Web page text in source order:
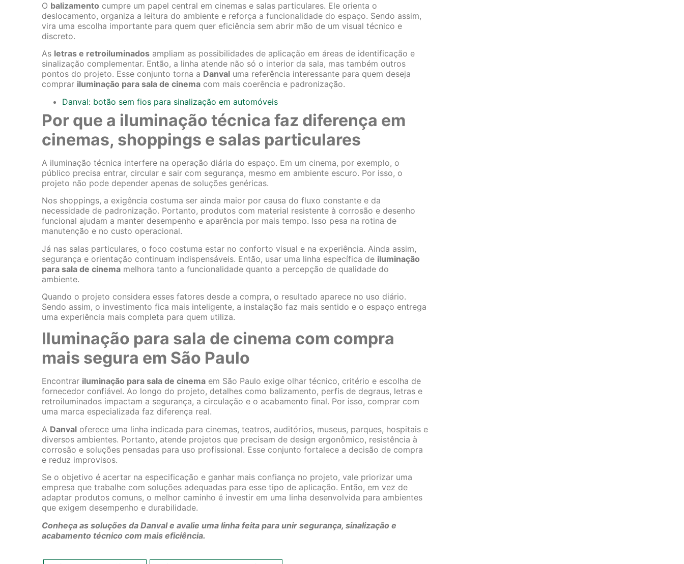
O balizamento cumpre um papel central em cinemas e salas particulares. Ele orienta o
deslocamento, organiza a leitura do ambiente e reforça a funcionalidade do espaço. Sendo assim,
vira uma escolha importante para quem quer eficiência sem abrir mão de um visual técnico e
discreto.
As letras e retroiluminados ampliam as possibilidades de aplicação em áreas de identificação e
sinalização complementar. Então, a linha atende não só o interior da sala, mas também outros
pontos do projeto. Esse conjunto torna a Danval uma referência interessante para quem deseja
comprar iluminação para sala de cinema com mais coerência e padronização.
Danval: botão sem fios para sinalização em automóveis
Por que a iluminação técnica faz diferença em
cinemas, shoppings e salas particulares
A iluminação técnica interfere na operação diária do espaço. Em um cinema, por exemplo, o
público precisa entrar, circular e sair com segurança, mesmo em ambiente escuro. Por isso, o
projeto não pode depender apenas de soluções genéricas.
Nos shoppings, a exigência costuma ser ainda maior por causa do fluxo constante e da
necessidade de padronização. Portanto, produtos com material resistente à corrosão e desenho
funcional ajudam a manter desempenho e aparência por mais tempo. Isso pesa na rotina de
manutenção e no custo operacional.
Já nas salas particulares, o foco costuma estar no conforto visual e na experiência. Ainda assim,
segurança e orientação continuam indispensáveis. Então, usar uma linha específica de iluminação
para sala de cinema melhora tanto a funcionalidade quanto a percepção de qualidade do
ambiente.
Quando o projeto considera esses fatores desde a compra, o resultado aparece no uso diário.
Sendo assim, o investimento fica mais inteligente, a instalação faz mais sentido e o espaço entrega
uma experiência mais completa para quem utiliza.
Iluminação para sala de cinema com compra
mais segura em São Paulo
Encontrar iluminação para sala de cinema em São Paulo exige olhar técnico, critério e escolha de
fornecedor confiável. Ao longo do projeto, detalhes como balizamento, perfis de degraus, letras e
retroiluminados impactam a segurança, a circulação e o acabamento final. Por isso, comprar com
uma marca especializada faz diferença real.
A Danval oferece uma linha indicada para cinemas, teatros, auditórios, museus, parques, hospitais e
diversos ambientes. Portanto, atende projetos que precisam de design ergonômico, resistência à
corrosão e soluções pensadas para uso profissional. Esse conjunto fortalece a decisão de compra
e reduz improvisos.
Se o objetivo é acertar na especificação e ganhar mais confiança no projeto, vale priorizar uma
empresa que trabalhe com soluções adequadas para esse tipo de aplicação. Então, em vez de
adaptar produtos comuns, o melhor caminho é investir em uma linha desenvolvida para ambientes
que exigem desempenho e durabilidade.
Conheça as soluções da Danval e avalie uma linha feita para unir segurança, sinalização e
acabamento técnico com mais eficiência.